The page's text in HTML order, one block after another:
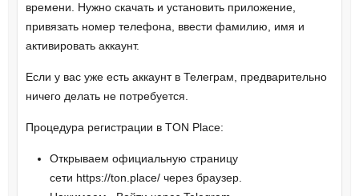
времени. Нужно скачать и установить приложение,
привязать номер телефона, ввести фамилию, имя и
активировать аккаунт.
Если у вас уже есть аккаунт в Телеграм, предварительно
ничего делать не потребуется.
Процедура регистрации в TON Place:
Открываем официальную страницу
сети https://ton.place/ через браузер.